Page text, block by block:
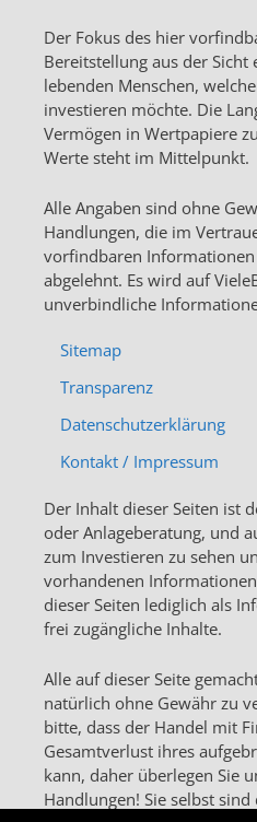
Der Fokus des hier
Bereitstellung aus der Sicht
lebenden Menschen,
investieren möchte. Die
Vermögen in Wertpapiere
Werte steht im Mittelpunkt.
Alle Angaben sind ohne
Handlungen, die im
vorfindbaren
abgelehnt. Es wird auf
unverbindliche
Sitemap
Transparenz
Datenschutzerklärung
Kontakt / Impressum
Der Inhalt dieser Seiten ist
oder Anlageberatung, und
zum Investieren zu sehen
vorhandenen
dieser Seiten lediglich als
frei zugängliche Inhalte.
Alle auf dieser Seite
natürlich ohne Gewähr zu
bitte, dass der Handel mit
Gesamtverlust ihres
kann, daher überlegen Sie
Handlungen! Sie selbst